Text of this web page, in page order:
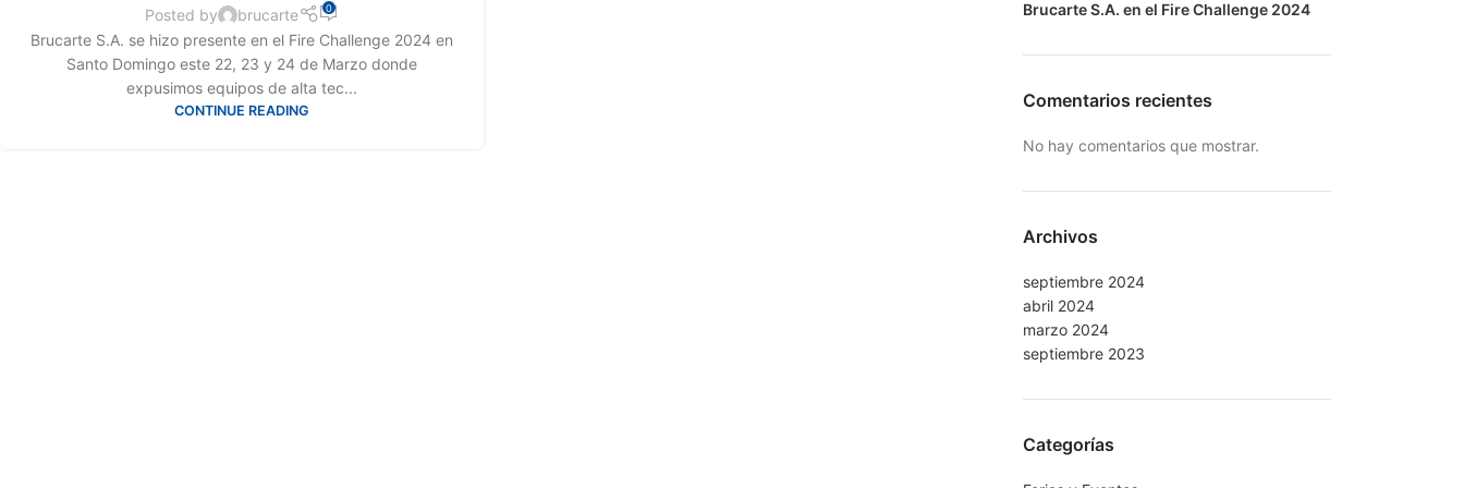
Posted by brucarte 0
Brucarte S.A. se hizo presente en el Fire Challenge 2024 en
Santo Domingo este 22, 23 y 24 de Marzo donde
expusimos equipos de alta tec...
CONTINUE READING
Brucarte S.A. en el Fire Challenge 2024
Comentarios recientes
No hay comentarios que mostrar.
Archivos
septiembre 2024
abril 2024
marzo 2024
septiembre 2023
Categorías